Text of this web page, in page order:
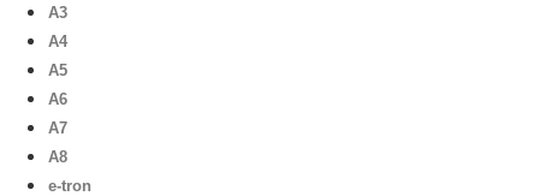
A3
A4
A5
A6
A7
A8
e-tron